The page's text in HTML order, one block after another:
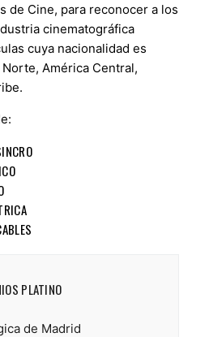
de Cine, para reconocer a los
cinematográfica
cuya nacionalidad es
América Central,
PLATINO
de Madrid